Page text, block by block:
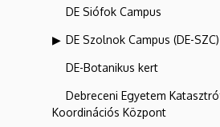
DE Siófok Campus
DE Szolnok Campus (DE-SZC)
DE-Botanikus kert
Debreceni Egyetem
Koordinációs Központ